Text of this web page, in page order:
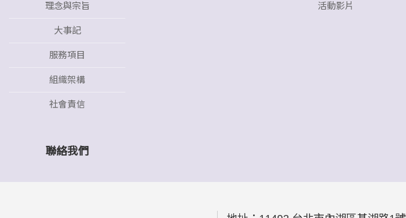
理念與宗旨
大事記
服務項目
組織架構
社會責信
活動影片
聯絡我們